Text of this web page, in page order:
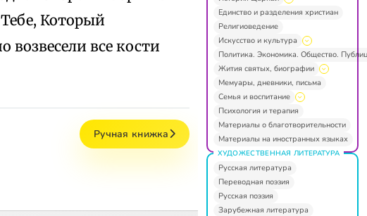
Который
возвесели все кости
Ручная книжка
Единство и разделения христиан
Религиоведение
Искусство и культура
Политика. Экономика. Общество.
Жития святых, биографии
Мемуары, дневники, письма
Семья и воспитание
Психология и терапия
Материалы о благотворительности
Материалы на иностранных языках
ХУДОЖЕСТВЕННАЯ ЛИТЕРАТУРА
Русская литература
Переводная поэзия
Русская поэзия
Зарубежная литература